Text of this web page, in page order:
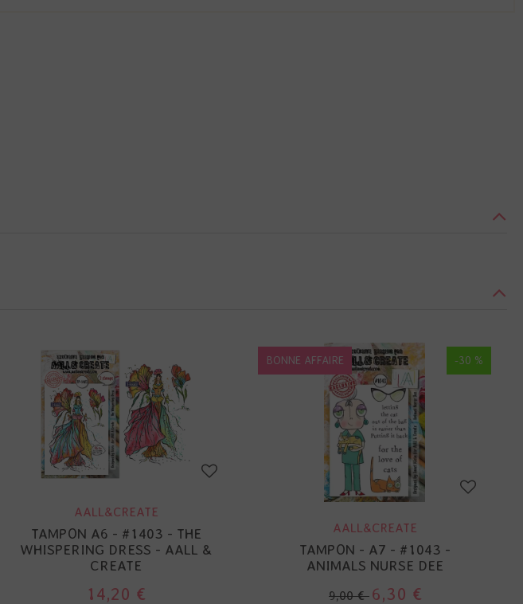
AALL&CREATE
TAMPON A6 - #1403 - THE
WHISPERING DRESS - AALL &
CREATE
14,20 €
BONNE AFFAIRE -30 %
AALL&CREATE
TAMPON - A7 - #1043 -
ANIMALS NURSE DEE
9,00 € 6,30 €